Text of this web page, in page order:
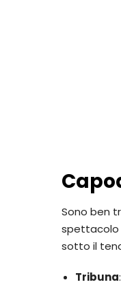
Sono ben
spettacolo
sotto il
Tribuna